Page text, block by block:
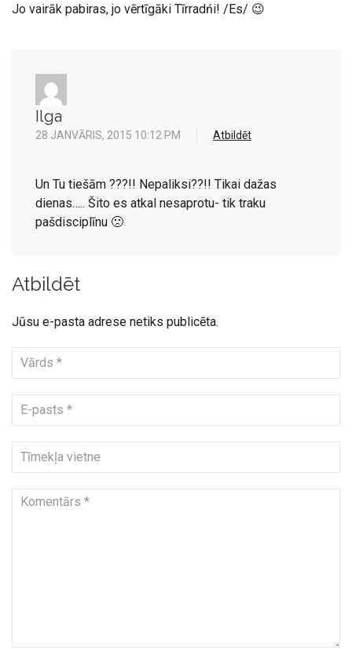
Jo vairāk pabiras, jo vērtīgāki Tīrradńi! /Es/ 😉
Ilga
28 JANVĀRIS, 2015 10:12 PM Atbildēt
Un Tu tiešām ???!! Nepaliksi??!! Tikai dažas
dienas….. Šito es atkal nesaprotu- tik traku
pašdisciplīnu 🙁
Atbildēt
Jūsu e-pasta adrese netiks publicēta.